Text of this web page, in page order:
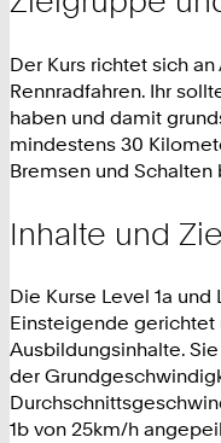
Der Kurs richtet sich
Rennradfahren. Ihr
haben und damit
mindestens 30
Bremsen und
Inhalte und
Die Kurse Level 1a
Einsteigende
Ausbildungsinhalte.
der
1b von 25km/h